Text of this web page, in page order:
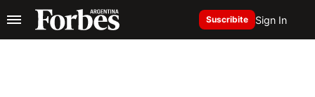
Suscribite Sign In